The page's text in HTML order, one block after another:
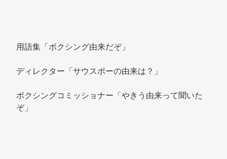
用語集「ボクシング由来だぞ」
ディレクター「サウスポーの由来は？」
ボクシングコミッショナー「やきう由来って聞いた
ぞ」